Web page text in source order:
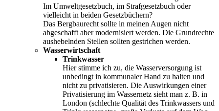
Im Umweltgesetzbuch, im Strafgesetzbuch oder
vielleicht in beiden Gesetzbüchern?
Das Bergbaurecht sollte in meinen Augen nicht
abgeschafft aber modernisiert werden. Die Grundrechte
aushebelnden Stellen sollten gestrichen werden.
Wasserwirtschaft
Trinkwasser
Hier stimme ich zu, die Wasserversorgung ist
unbedingt in kommunaler Hand zu halten und
nicht zu privatisieren. Die Auswirkungen einer
Privatisierung im Wassernetz sieht man z. B. in
London (schlechte Qualität des Trinkwassers und